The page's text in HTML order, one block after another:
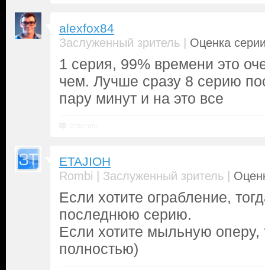
alexfox84
Заслуженный зритель | Оценка
1 серия, 99% времени это
чем. Лучше сразу 8 серию
пару минут и на это все
ETAJIOH
Rombi | Заслуженный зритель |
Если хотите ограбление,
последнюю серию.
Если хотите мыльную оперу,
полностью)